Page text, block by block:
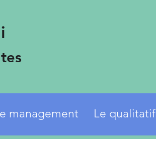
management Le qualitatif